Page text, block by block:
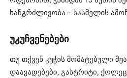
ხანგრძლივობა – სასმელის
უკუჩვენებები
თუ თქვენ კუჭის მომატებული
დაავადებები, გასტრიტი,